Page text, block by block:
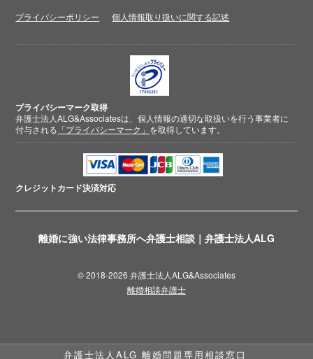
離婚に強い法律事務所へ弁護士相談｜弁護士法人ALG
プライバシーポリシー 個人情報取り扱いに関する記述
プライバシーマーク取得
弁護士法人ALG&Associatesは、個人情報の適切な取扱いを行う事業者に
付与される 「プライバシーマーク」 を取得しています。
クレジットカード決済対応
© 2018-2026 弁護士法人ALG&Associates
離婚相談弁護士
弁護士法人ALG 離婚問題専用相談窓口